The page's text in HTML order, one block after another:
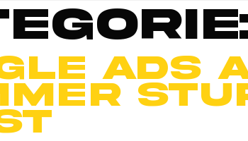
Ads